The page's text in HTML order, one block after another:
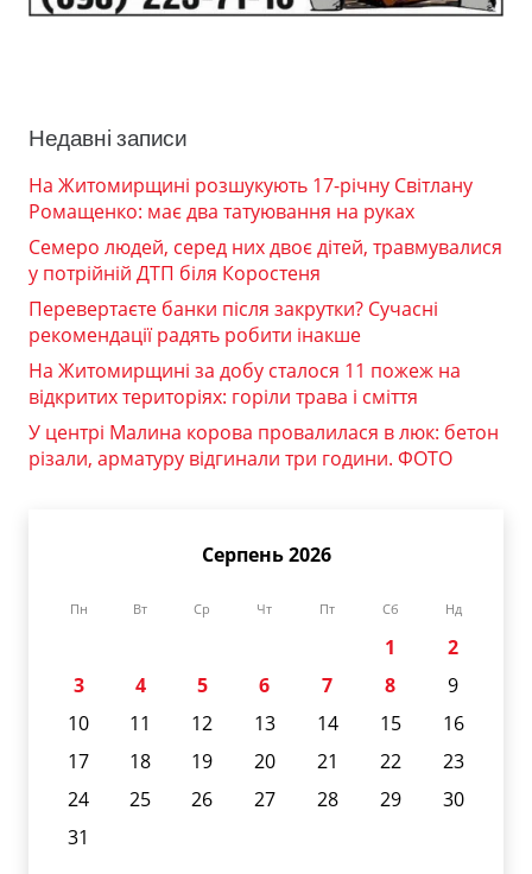
Недавні записи
На Житомирщині розшукують 17-річну Світлану
Ромащенко: має два татуювання на руках
Семеро людей, серед них двоє дітей, травмувалися
у потрійній ДТП біля Коростеня
Перевертаєте банки після закрутки? Сучасні
рекомендації радять робити інакше
На Житомирщині за добу сталося 11 пожеж на
відкритих територіях: горіли трава і сміття
У центрі Малина корова провалилася в люк: бетон
різали, арматуру відгинали три години. ФОТО
Серпень 2026
Пн Вт Ср Чт Пт Сб Нд
1
2
3
4 5 6 7 8
9
10
11 12 13 14 15
16
17
18 19 20 21 22
23
24
25 26 27 28 29
30
31